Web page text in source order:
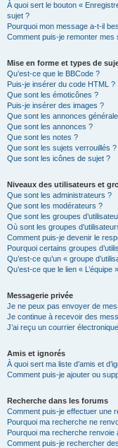
À quoi sert le bouton «
sujet ?
Pourquoi mon message a-t-il
Comment puis-je remonter mes
Mise en forme et types de
Qu’est-ce que le BBCode ?
Puis-je insérer du code HTML ?
Que sont les émoticônes ?
Puis-je insérer des images ?
Que sont les annonces
Que sont les annonces ?
Que sont les notes ?
Que sont les sujets verrouillés ?
Que sont les icônes de sujet ?
Niveaux des utilisateurs et
Que sont les administrateurs ?
Que sont les modérateurs ?
Que sont les groupes
Où sont les groupes
Comment puis-je devenir le
Pourquoi certains groupes
Qu’est-ce qu’un « groupe
Qu’est-ce que le lien « L’équipe
Messagerie privée
Je ne peux pas envoyer de
Je continue à recevoir des
J’ai reçu un courrier
Amis et ignorés
À quoi sert ma liste d’amis et
Comment puis-je ajouter ou
Recherche dans les forums
Comment puis-je effectuer une
Pourquoi ma recherche ne
Pourquoi ma recherche renvoie
Comment puis-je rechercher